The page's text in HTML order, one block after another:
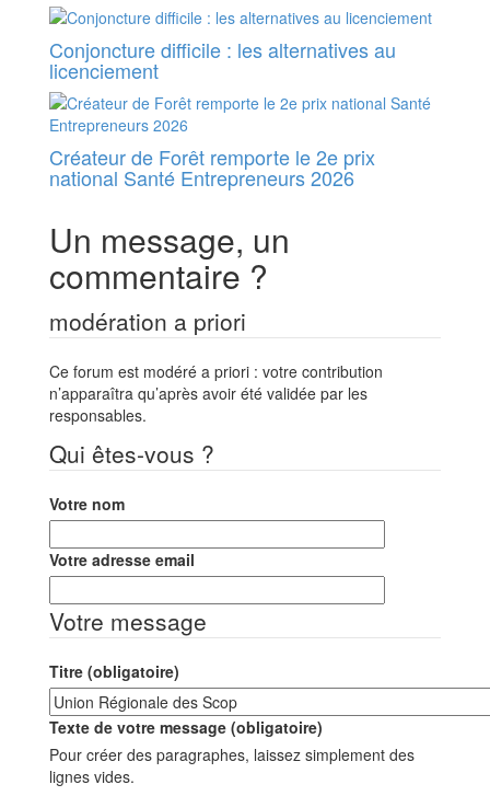
Conjoncture difficile : les alternatives au
licenciement
Créateur de Forêt remporte le 2e prix
national Santé Entrepreneurs 2026
Un message, un
commentaire ?
modération a priori
Ce forum est modéré a priori : votre contribution
n’apparaîtra qu’après avoir été validée par les
responsables.
Qui êtes-vous ?
Votre nom
Votre adresse email
Votre message
Titre (obligatoire)
Texte de votre message (obligatoire)
Pour créer des paragraphes, laissez simplement des
lignes vides.